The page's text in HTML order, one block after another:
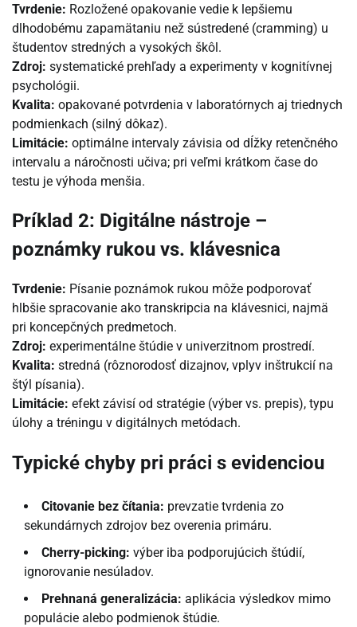
Tvrdenie: Rozložené opakovanie vedie k lepšiemu
dlhodobému zapamätaniu než sústredené (cramming) u
študentov stredných a vysokých škôl.
Zdroj: systematické prehľady a experimenty v kognitívnej
psychológii.
Kvalita: opakované potvrdenia v laboratórnych aj triednych
podmienkach (silný dôkaz).
Limitácie: optimálne intervaly závisia od dĺžky retenčného
intervalu a náročnosti učiva; pri veľmi krátkom čase do
testu je výhoda menšia.
Príklad 2: Digitálne nástroje –
poznámky rukou vs. klávesnica
Tvrdenie: Písanie poznámok rukou môže podporovať
hlbšie spracovanie ako transkripcia na klávesnici, najmä
pri koncepčných predmetoch.
Zdroj: experimentálne štúdie v univerzitnom prostredí.
Kvalita: stredná (rôznorodosť dizajnov, vplyv inštrukcií na
štýl písania).
Limitácie: efekt závisí od stratégie (výber vs. prepis), typu
úlohy a tréningu v digitálnych metódach.
Typické chyby pri práci s evidenciou
Citovanie bez čítania: prevzatie tvrdenia zo
sekundárnych zdrojov bez overenia primáru.
Cherry-picking: výber iba podporujúcich štúdií,
ignorovanie nesúladov.
Prehnaná generalizácia: aplikácia výsledkov mimo
populácie alebo podmienok štúdie.